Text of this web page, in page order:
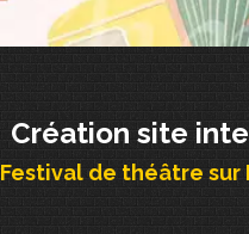
Création site
Festival de théâtre sur